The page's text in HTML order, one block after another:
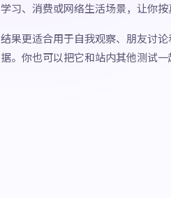
学习、消费或网络生活场景，让你
结果更适合用于自我观察、朋友讨
据。你也可以把它和站内其他测试